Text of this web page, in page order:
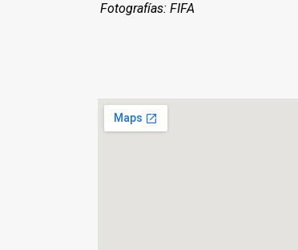
Fotografías: FIFA